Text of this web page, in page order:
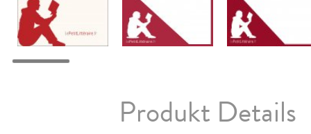
Produkt Details